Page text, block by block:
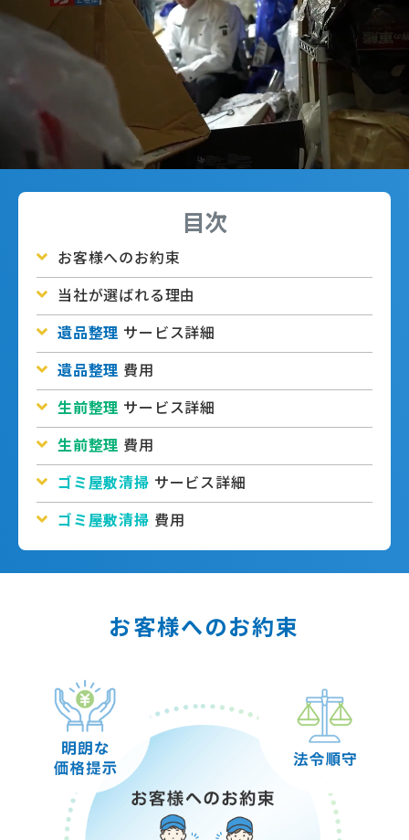
目次
お客様へのお約束
当社が選ばれる理由
遺品整理 サービス詳細
遺品整理 費用
生前整理 サービス詳細
生前整理 費用
ゴミ屋敷清掃 サービス詳細
ゴミ屋敷清掃 費用
お客様へのお約束